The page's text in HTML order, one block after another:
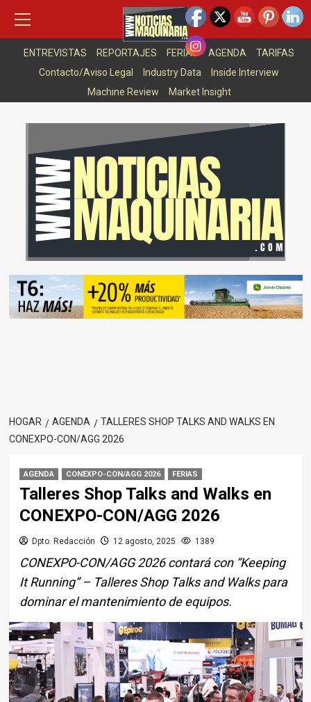
contenido
7 agosto, 2026
ASOCIACIONES
ARTICULOS DESTACADOS
ENTREVISTAS
REPORTAJES FERIAS AGENDA
TARIFAS
Contacto/Aviso Legal
Industry Data
Inside Interview
Machine Review
Market Insight
principal
HOGAR AGENDA
TALLERES SHOP TALKS AND WALKS EN
CONEXPO-CON/AGG 2026
AGENDA CONEXPO-CON/AGG 2026 FERIAS
Talleres Shop Talks and Walks en
CONEXPO-CON/AGG 2026
Dpto. Redacción 12 agosto, 2025 1389
CONEXPO-CON/AGG 2026 contará con “Keeping
It Running” – Talleres Shop Talks and Walks para
dominar el mantenimiento de equipos.